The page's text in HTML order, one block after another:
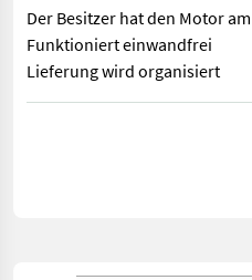
Der Besitzer hat den Motor
Funktioniert einwandfrei
Lieferung wird organisiert
== Weitere Informationen